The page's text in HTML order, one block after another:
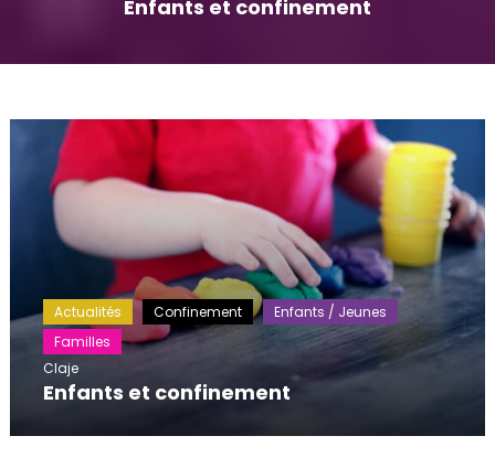
Enfants et confinement
Actualités Confinement
Enfants / Jeunes
Familles
Claje
Enfants et confinement